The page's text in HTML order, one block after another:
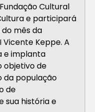
Cultural
e participará
mês da
Vicente Keppe. A
e implanta
objetivo de
da população
de
sua história e